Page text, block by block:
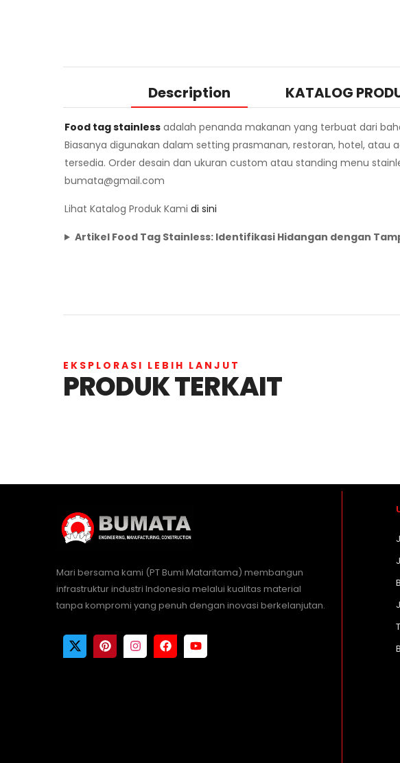
Description KATALOG
Food tag stainless adalah penanda makanan yang terbuat dari
Biasanya digunakan dalam setting prasmanan, restoran, hotel,
tersedia. Order desain dan ukuran custom atau standing menu
bumata@gmail.com
Lihat Katalog Produk Kami di sini
Artikel Food Tag Stainless: Identifikasi Hidangan dengan
EKSPLORASI LEBIH LANJUT
PRODUK TERKAIT
Mari bersama kami (PT Bumi Mataritama) membangun
infrastruktur industri Indonesia melalui kualitas material
tanpa kompromi yang penuh dengan inovasi berkelanjutan.